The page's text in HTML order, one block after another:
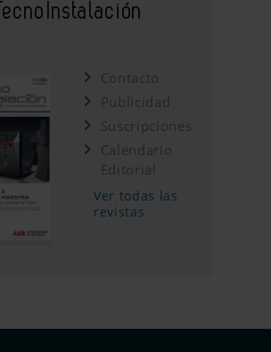
Contacto
Publicidad
Suscripciones
Calendario
Editorial
Ver todas las
revistas